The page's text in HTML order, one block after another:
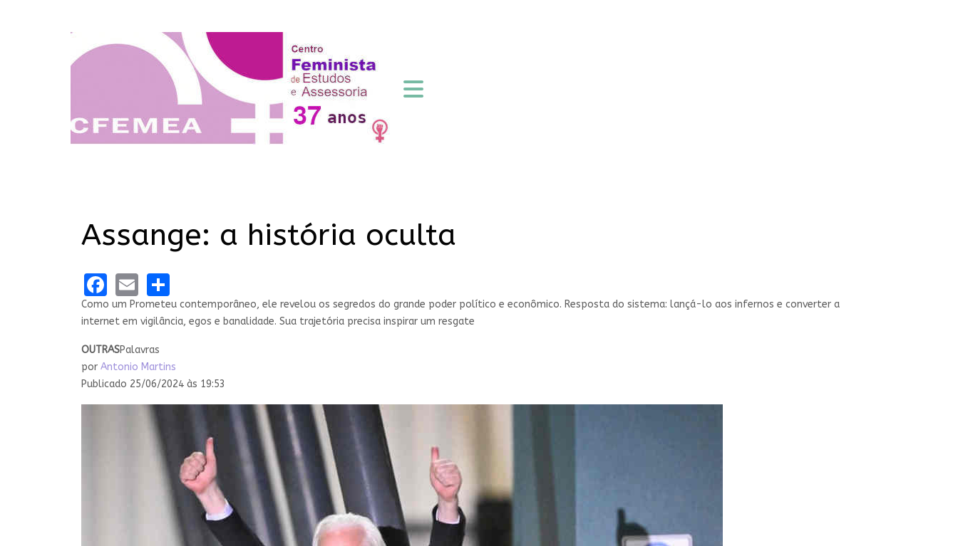
Assange: a história oculta
Facebook
Email
Como um Prometeu contemporâneo, ele revelou os segredos do grande poder político e econômico. Resposta do sistema: lançá-lo aos infernos e converter a
internet em vigilância, egos e banalidade. Sua trajetória precisa inspirar um resgate
OUTRASPalavras
por Antonio Martins
Publicado 25/06/2024 às 19:53